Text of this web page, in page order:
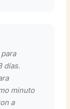
días.
minuto
a